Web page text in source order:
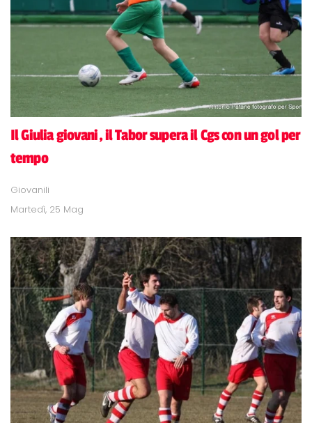
Il Giulia giovani, il Tabor supera il Cgs con un gol per
tempo
Giovanili
Martedì, 25 Mag